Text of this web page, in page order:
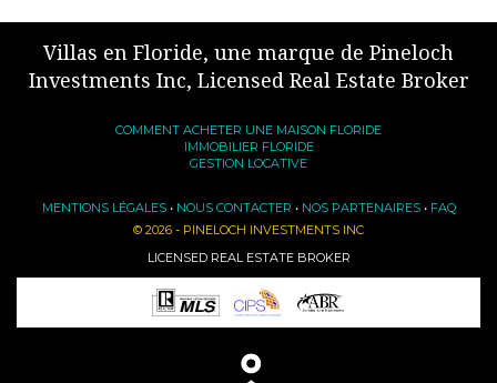
Villas en Floride, une marque de Pineloch
Investments Inc, Licensed Real Estate Broker
COMMENT ACHETER UNE MAISON FLORIDE
IMMOBILIER FLORIDE
GESTION LOCATIVE
MENTIONS LÉGALES• NOUS CONTACTER • NOS PARTENAIRES• FAQ
© 2026 - PINELOCH INVESTMENTS INC
LICENSED REAL ESTATE BROKER